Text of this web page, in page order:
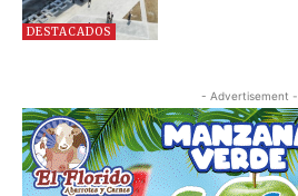
DESTACADOS
- Advertisement -